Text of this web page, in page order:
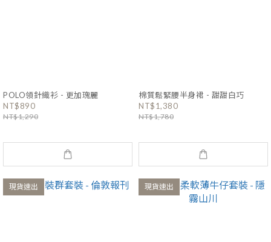
POLO領針織衫 - 更加瑰麗
NT$890
NT$1,290
棉質鬆緊腰半身裙 - 甜甜白巧
NT$1,380
NT$1,780
現貨速出 現貨速出